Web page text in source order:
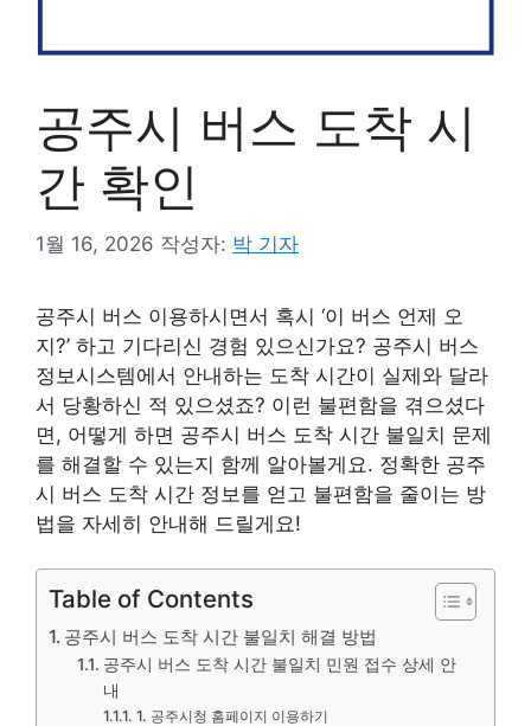
공주시 버스 도착 시
간 확인
1월 16, 2026 작성자: 박 기자
공주시 버스 이용하시면서 혹시 ‘이 버스 언제 오
지?’ 하고 기다리신 경험 있으신가요? 공주시 버스
정보시스템에서 안내하는 도착 시간이 실제와 달라
서 당황하신 적 있으셨죠? 이런 불편함을 겪으셨다
면, 어떻게 하면 공주시 버스 도착 시간 불일치 문제
를 해결할 수 있는지 함께 알아볼게요. 정확한 공주
시 버스 도착 시간 정보를 얻고 불편함을 줄이는 방
법을 자세히 안내해 드릴게요!
Table of Contents
공주시 버스 도착 시간 불일치 해결 방법
공주시 버스 도착 시간 불일치 민원 접수 상세 안
내
1. 공주시청 홈페이지 이용하기